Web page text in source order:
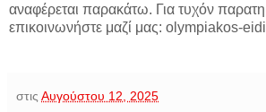
αναφέρεται παρακάτω. Για τυχόν
επικοινωνήστε μαζί μας: olympiakos-
στις Αυγούστου 12, 2025